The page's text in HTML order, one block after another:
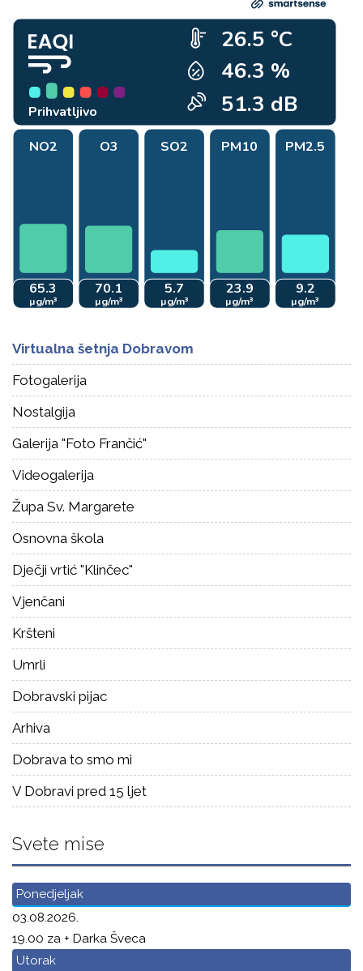
Virtualna šetnja Dobravom
Fotogalerija
Nostalgija
Galerija "Foto Frančić"
Videogalerija
Župa Sv. Margarete
Osnovna škola
Dječji vrtić "Klinčec"
Vjenčani
Kršteni
Umrli
Dobravski pijac
Arhiva
Dobrava to smo mi
V Dobravi pred 15 ljet
Svete mise
Ponedjeljak
03.08.2026.
19.00 za + Darka Šveca
Utorak